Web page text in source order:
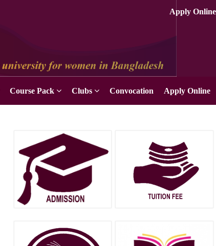
Apply Online
Course Pack Clubs Convocation Apply Online